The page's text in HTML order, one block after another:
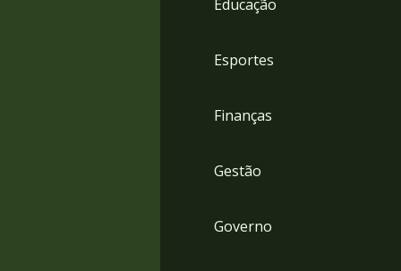
Educação
Esportes
Finanças
Gestão
Governo